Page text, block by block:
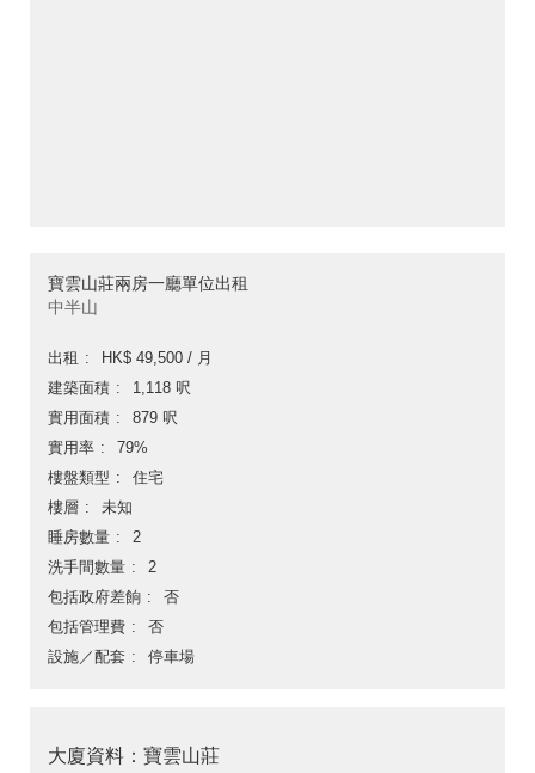
寶雲山莊兩房一廳單位出租
中半山
出租
HK$ 49,500 / 月
建築面積
1,118 呎
實用面積
879 呎
實用率
79%
樓盤類型
住宅
樓層
未知
睡房數量
2
洗手間數量
2
包括政府差餉
否
包括管理費
否
設施／配套
停車場
大廈資料：寶雲山莊